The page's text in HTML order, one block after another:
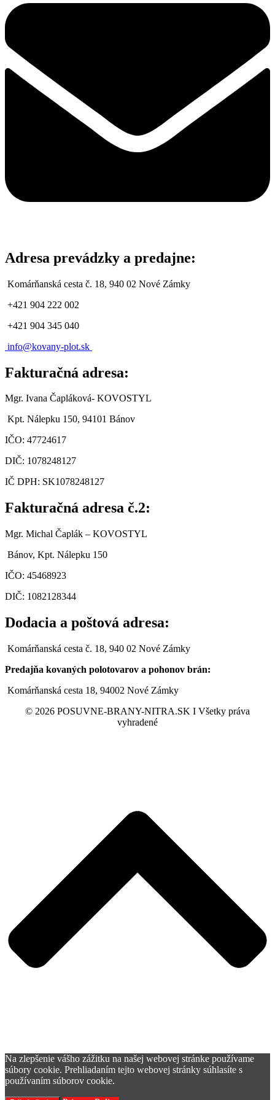
Adresa prevádzky a predajne:
Komárňanská cesta č. 18, 940 02 Nové Zámky
+421 904 222 002
+421 904 345 040
info@kovany-plot.sk
Fakturačná adresa:
Mgr. Ivana Čapláková- KOVOSTYL
Kpt. Nálepku 150, 94101 Bánov
IČO: 47724617
DIČ: 1078248127
IČ DPH: SK1078248127
Fakturačná adresa č.2:
Mgr. Michal Čaplák – KOVOSTYL
Bánov, Kpt. Nálepku 150
IČO: 45468923
DIČ: 1082128344
Dodacia a poštová adresa:
Komárňanská cesta č. 18, 940 02 Nové Zámky
Predajňa kovaných polotovarov a pohonov brán:
Komárňanská cesta 18, 94002 Nové Zámky
© 2026 POSUVNE-BRANY-NITRA.SK I Všetky práva
vyhradené
Na zlepšenie vášho zážitku na našej webovej stránke používame
súbory cookie. Prehliadaním tejto webovej stránky súhlasíte s
používaním súborov cookie.